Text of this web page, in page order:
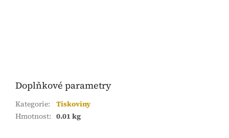
Doplňkové parametry
Kategorie:
Tiskoviny
Hmotnost: 0.01 kg